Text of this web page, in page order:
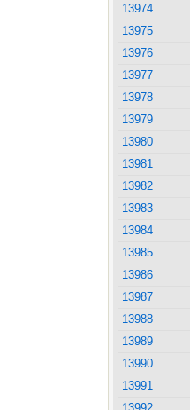
13974
13975
13976
13977
13978
13979
13980
13981
13982
13983
13984
13985
13986
13987
13988
13989
13990
13991